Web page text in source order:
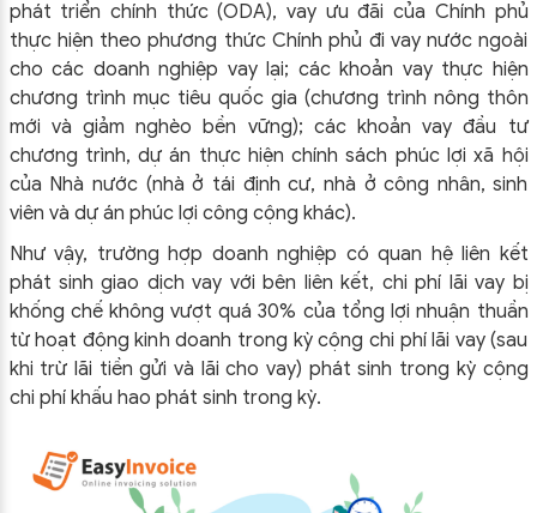
phát triển chính thức (ODA), vay ưu đãi của Chính phủ
thực hiện theo phương thức Chính phủ đi vay nước ngoài
cho các doanh nghiệp vay lại; các khoản vay thực hiện
chương trình mục tiêu quốc gia (chương trình nông thôn
mới và giảm nghèo bền vững); các khoản vay đầu tư
chương trình, dự án thực hiện chính sách phúc lợi xã hội
của Nhà nước (nhà ở tái định cư, nhà ở công nhân, sinh
viên và dự án phúc lợi công cộng khác).
Như vậy, trường hợp doanh nghiệp có quan hệ liên kết
phát sinh giao dịch vay với bên liên kết, chi phí lãi vay bị
khống chế không vượt quá 30% của tổng lợi nhuận thuần
từ hoạt động kinh doanh trong kỳ cộng chi phí lãi vay (sau
khi trừ lãi tiền gửi và lãi cho vay) phát sinh trong kỳ cộng
chi phí khấu hao phát sinh trong kỳ.